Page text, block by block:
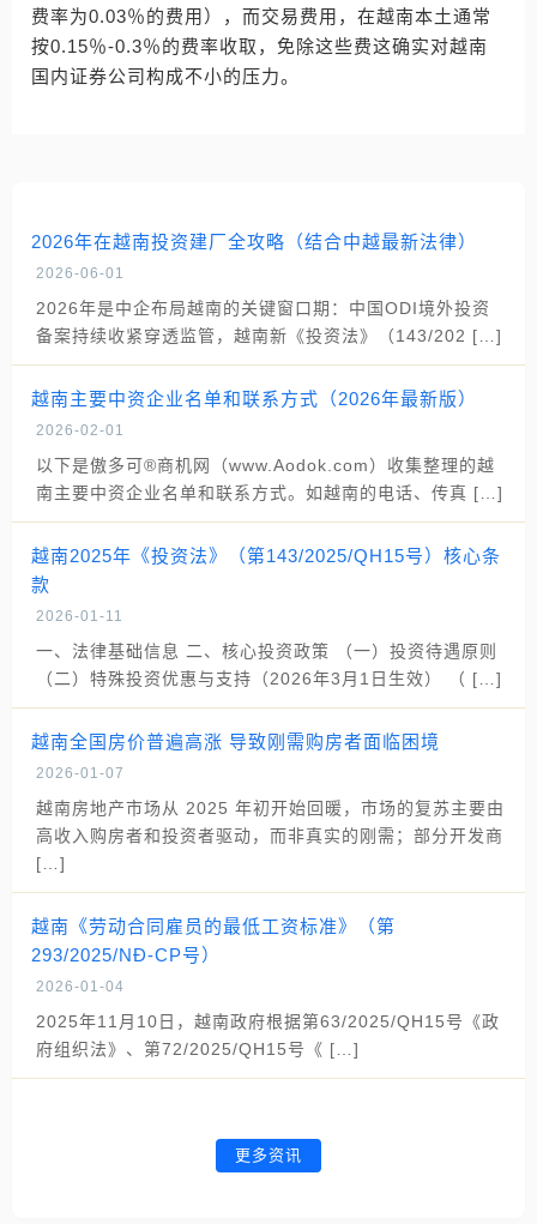
费率为0.03％的费用），而交易费用，在越南本土通常
按0.15％-0.3％的费率收取，免除这些费这确实对越南
国内证券公司构成不小的压力。
2026年在越南投资建厂全攻略（结合中越最新法律）
2026-06-01
2026年是中企布局越南的关键窗口期：中国ODI境外投资
备案持续收紧穿透监管，越南新《投资法》（143/202 […]
越南主要中资企业名单和联系方式（2026年最新版）
2026-02-01
以下是傲多可®商机网（www.Aodok.com）收集整理的越
南主要中资企业名单和联系方式。如越南的电话、传真 […]
越南2025年《投资法》（第143/2025/QH15号）核心条
款
2026-01-11
一、法律基础信息 二、核心投资政策 （一）投资待遇原则
（二）特殊投资优惠与支持（2026年3月1日生效） （ […]
越南全国房价普遍高涨 导致刚需购房者面临困境
2026-01-07
越南房地产市场从 2025 年初开始回暖，市场的复苏主要由
高收入购房者和投资者驱动，而非真实的刚需；部分开发商
[…]
越南《劳动合同雇员的最低工资标准》（第
293/2025/NĐ-CP号）
2026-01-04
2025年11月10日，越南政府根据第63/2025/QH15号《政
府组织法》、第72/2025/QH15号《 […]
更多资讯